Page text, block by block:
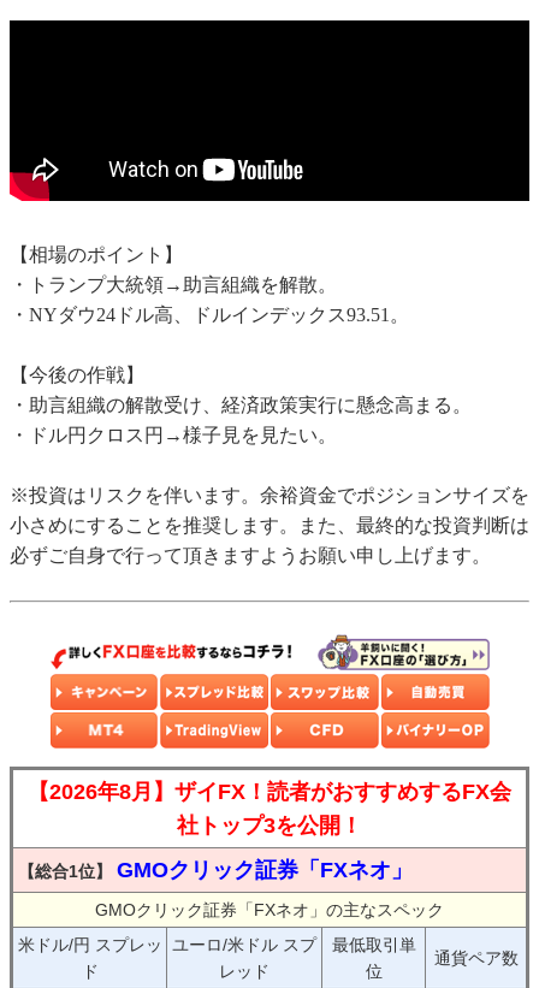
【相場のポイント】
・トランプ大統領→助言組織を解散。
・NYダウ24ドル高、ドルインデックス93.51。
【今後の作戦】
・助言組織の解散受け、経済政策実行に懸念高まる。
・ドル円クロス円→様子見を見たい。
※投資はリスクを伴います。余裕資金でポジションサイズを
小さめにすることを推奨します。また、最終的な投資判断は
必ずご自身で行って頂きますようお願い申し上げます。
【2026年8月】ザイFX！読者がおすすめするFX会
社トップ3を公開！
【総合1位】 GMOクリック証券「FXネオ」
GMOクリック証券「FXネオ」の主なスペック
米ドル/円 スプレッ
ド
ユーロ/米ドル スプ
レッド
最低取引単
位
通貨ペア数